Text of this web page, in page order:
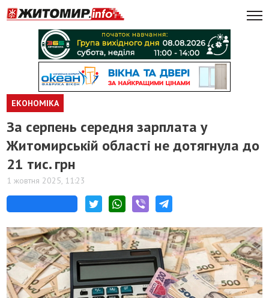
ЕКОНОМІКА
За серпень середня зарплата у
Житомирській області не дотягнула до
21 тис. грн
1 жовтня 2025, 11:23